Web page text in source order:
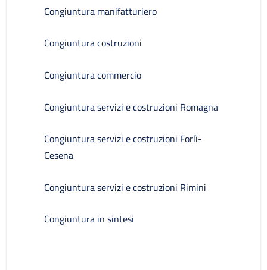
Congiuntura manifatturiero
Congiuntura costruzioni
Congiuntura commercio
Congiuntura servizi e costruzioni Romagna
Congiuntura servizi e costruzioni Forlì-
Cesena
Congiuntura servizi e costruzioni Rimini
Congiuntura in sintesi